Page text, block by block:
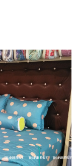
dưới đây nhé!